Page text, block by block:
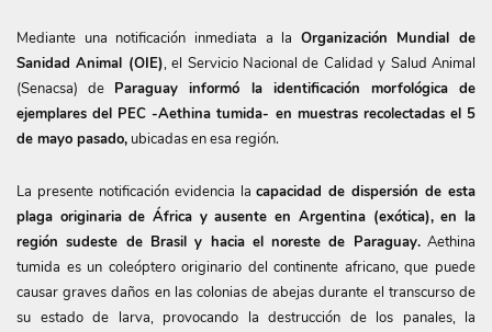
Mediante una notificación inmediata a la Organización Mundial de
Sanidad Animal (OIE), el Servicio Nacional de Calidad y Salud Animal
(Senacsa) de Paraguay informó la identificación morfológica de
ejemplares del PEC -Aethina tumida- en muestras recolectadas el 5
de mayo pasado, ubicadas en esa región.
La presente notificación evidencia lacapacidad de dispersión de esta
plaga originaria de África y ausente en Argentina (exótica), en la
región sudeste de Brasil y hacia el noreste de Paraguay.Aethina
tumida es un coleóptero originario del continente africano, que puede
causar graves daños en las colonias de abejas durante el transcurso de
su estado de larva, provocando la destrucción de los panales, la